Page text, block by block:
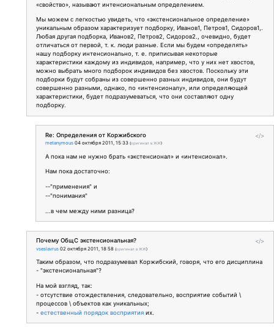
«свойство», называют интенсиональным определением.
Мы можем с легкостью увидеть, что «экстенсиональное определение»
уникальным образом характеризует подборку, Иванов1, Петров1, Сидоров1,.
Любая другая подборка, Иванов2, Петров2, Сидоров2., очевидно, будет
отличаться от первой, т. к. люди разные. Если мы будем «определять»
нашу подборку интенсионально, т. е. приписывая некоторые
характеристики каждому из индивидов, например, что у них нет хвостов,
можно выбрать много подборок индивидов без хвостов. Поскольку эти
подборки будут собраны из совершенно разных индивидов, они будут
совершенно разными, однако, по «интенсионалу», или определяющей
характеристики, будет подразумеваться, что они составляют одну
подборку.
</>
Re: Определения от Коржибского
metanymous 04 октября 2011, 15:33 (оригинал в ЖЖ)
А пока нам не нужно брать «экстенсионал» и «интенсионал».
Нам пока достаточно:
--"применения" и
--"понимания"
...в чем между ними разница?
</>
Почему ОбщС экстенсиональная?
vseslavrus 02 октября 2011, 18:58 (оригинал в ЖЖ)
Таким образом, что подразумевал Коржибский, говоря, что его дисциплина
- "экстенсиональная"?
На мой взгляд, так:
- отсутствие отождествления, следовательно, восприятие событий \
процессов \ объектов как уникальных;
-естественный порядок восприятия их.